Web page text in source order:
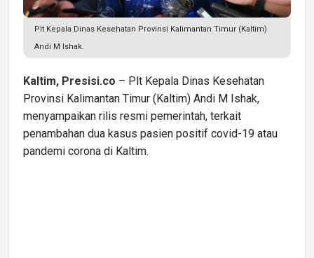
Plt Kepala Dinas Kesehatan Provinsi Kalimantan Timur (Kaltim)
Andi M Ishak.
Kaltim, Presisi.co – Plt Kepala Dinas Kesehatan
Provinsi Kalimantan Timur (Kaltim) Andi M Ishak,
menyampaikan rilis resmi pemerintah, terkait
penambahan dua kasus pasien positif covid-19 atau
pandemi corona di Kaltim.